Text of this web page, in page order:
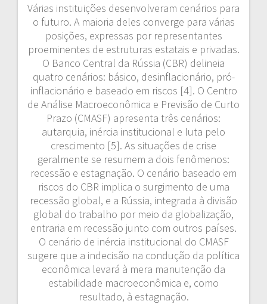
Várias instituições desenvolveram cenários para
o futuro. A maioria deles converge para várias
posições, expressas por representantes
proeminentes de estruturas estatais e privadas.
O Banco Central da Rússia (CBR) delineia
quatro cenários: básico, desinflacionário, pró-
inflacionário e baseado em riscos [4]. O Centro
de Análise Macroeconômica e Previsão de Curto
Prazo (CMASF) apresenta três cenários:
autarquia, inércia institucional e luta pelo
crescimento [5]. As situações de crise
geralmente se resumem a dois fenômenos:
recessão e estagnação. O cenário baseado em
riscos do CBR implica o surgimento de uma
recessão global, e a Rússia, integrada à divisão
global do trabalho por meio da globalização,
entraria em recessão junto com outros países.
O cenário de inércia institucional do CMASF
sugere que a indecisão na condução da política
econômica levará à mera manutenção da
estabilidade macroeconômica e, como
resultado, à estagnação.